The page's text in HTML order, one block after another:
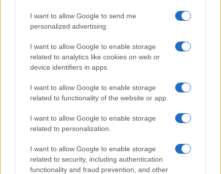
I want to allow Google to send me
personalized advertising.
I want to allow Google to enable storage
related to analytics like cookies on web or
device identifiers in apps.
I want to allow Google to enable storage
related to functionality of the website or app.
I want to allow Google to enable storage
related to personalization.
I want to allow Google to enable storage
related to security, including authentication
functionality and fraud prevention, and other
Meteo Olbia 9 agosto, temperature in calo
Salmo finisce in ospedale a Catania, ma il tour
va avanti: “Sicilia, ci sono”
Jovanotti, Gabry Ponte e Alfa: Olbia ombelico del
“Orgoglio e discrezione per visita privata̶…